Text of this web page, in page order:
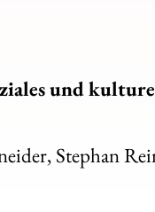
und
Stephan